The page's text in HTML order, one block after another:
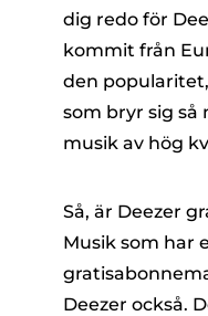
dig redo för
kommit från
den
som bryr sig
musik av hög
Så, är Deezer
Musik som har
Deezer också.